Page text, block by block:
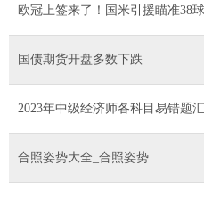
欧冠上签来了！国米引援瞄准38
国债期货开盘多数下跌
2023年中级经济师各科目易错题
合照姿势大全_合照姿势